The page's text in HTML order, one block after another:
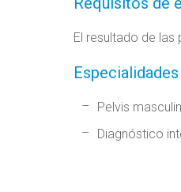
El resultado de
Especialidades
Pelvis
Diagnóstico